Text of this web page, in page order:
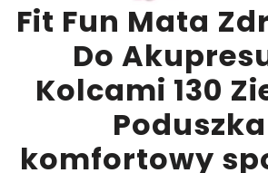
Fit Fun Mata
Do
Kolcami 130
komfortowy